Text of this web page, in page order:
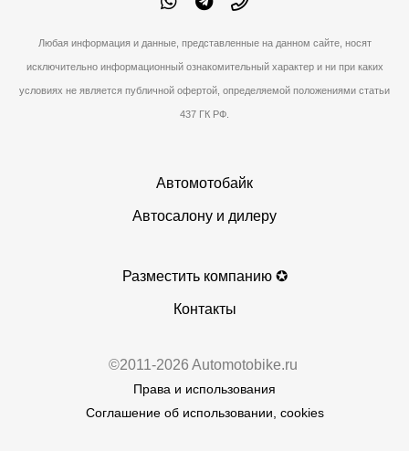
Любая информация и данные, представленные на данном сайте, носят
исключительно информационный ознакомительный характер и ни при каких
условиях не является публичной офертой, определяемой положениями статьи
437 ГК РФ.
Автомотобайк
Автосалону и дилеру
Разместить компанию ✪
Контакты
©2011-2026 Automotobike.ru
Права и использования
Соглашение об использовании, cookies